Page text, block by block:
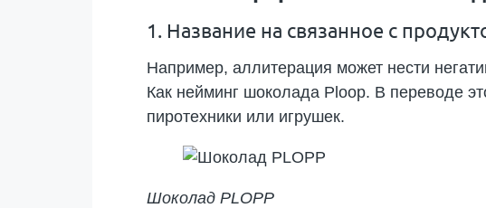
1. Название на связанное с
Например, аллитерация может нести
Как нейминг шоколада Ploop. В переводе
пиротехники или игрушек.
Шоколад PLOPP